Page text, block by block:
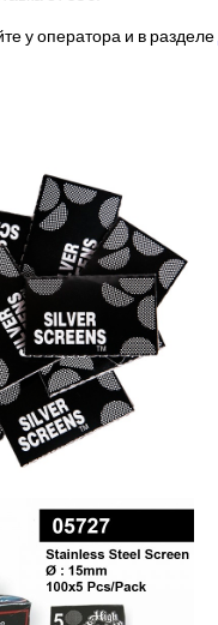
у оператора и в разделе